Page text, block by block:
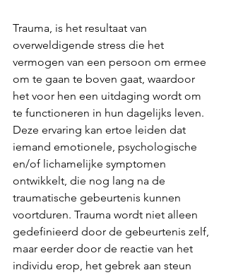
Trauma, is het resultaat van
overweldigende stress die het
vermogen van een persoon om ermee
om te gaan te boven gaat, waardoor
het voor hen een uitdaging wordt om
te functioneren in hun dagelijks leven.
Deze ervaring kan ertoe leiden dat
iemand emotionele, psychologische
en/of lichamelijke symptomen
ontwikkelt, die nog lang na de
traumatische gebeurtenis kunnen
voortduren. Trauma wordt niet alleen
gedefinieerd door de gebeurtenis zelf,
maar eerder door de reactie van het
individu erop, het gebrek aan steun